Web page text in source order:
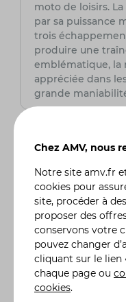
moto de loisirs.
par sa puissance
trois
produire une
emblématique,
appréciée dans
grande
prisées par les
chevronnés ?
Les motos de
parfait entre
ce qui les rend
aspirants pilotes
l'expérience. Ces
de pointe à des
mythiques de
une expérience
frisson de la
Chez AMV, nous
Notre site amv.fr
cookies pour
site, procéder à
proposer des
conservons votre
pouvez changer
cliquant sur le lien
chaque page ou
cookies.